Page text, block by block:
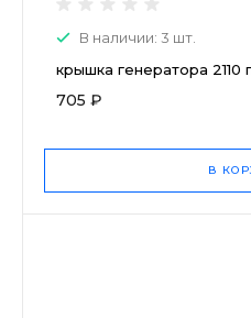
В наличии: 3 шт.
крышка генератора 2110
705 ₽
В